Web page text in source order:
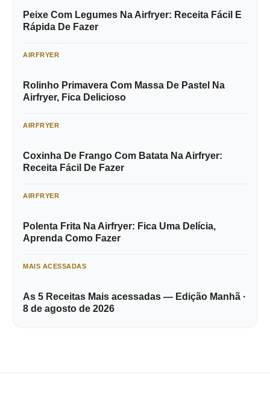
Peixe Com Legumes Na Airfryer: Receita Fácil E
Rápida De Fazer
AIRFRYER
Rolinho Primavera Com Massa De Pastel Na
Airfryer, Fica Delicioso
AIRFRYER
Coxinha De Frango Com Batata Na Airfryer:
Receita Fácil De Fazer
AIRFRYER
Polenta Frita Na Airfryer: Fica Uma Delícia,
Aprenda Como Fazer
MAIS ACESSADAS
As 5 Receitas Mais acessadas — Edição Manhã ·
8 de agosto de 2026